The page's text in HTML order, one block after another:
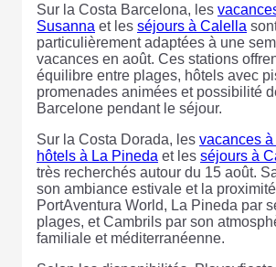
Sur la Costa Barcelona, les
Susanna et les séjours à Calella
particulièrement adaptées à une
vacances en août. Ces stations
équilibre entre plages, hôtels avec
promenades animées et possibilité
Barcelone pendant le séjour.
Sur la Costa Dorada, les vacances
hôtels à La Pineda et les séjours à
très recherchés autour du 15 août.
son ambiance estivale et la
PortAventura World, La Pineda par
plages, et Cambrils par son
familiale et méditerranéenne.